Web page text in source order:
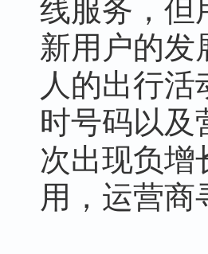
线服务，但
新用户的发
人的出行
时号码以及
次出现负增
用，运营商